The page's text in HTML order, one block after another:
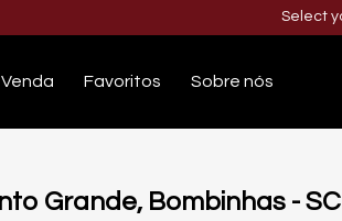
Sobre nós
Favoritos
Venda
Grande, Bombinhas - SC